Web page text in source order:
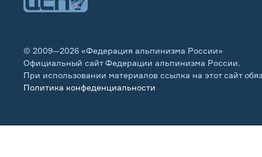
© 2009—2026 «Федерация альпинизма России»
Официальный сайт Федерации альпинизма России.
При использовании материалов ссылка на этот сайт
Политика конфеденциальности